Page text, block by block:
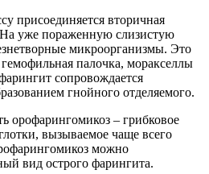
присоединяется вторичная
уже пораженную слизистую
микроорганизмы. Это
палочка, моракселлы
сопровождается
гнойного отделяемого.
орофарингомикоз – грибковое
вызываемое чаще всего
можно
вид острого фарингита.